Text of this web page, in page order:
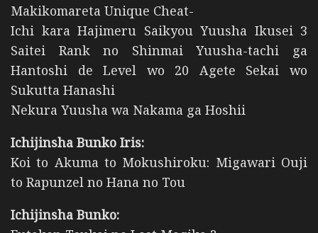
Makikomareta Unique Cheat-
Ichi kara Hajimeru Saikyou Yuusha Ikusei 3
Saitei Rank no Shinmai Yuusha-tachi ga
Hantoshi de Level wo 20 Agete Sekai wo
Sukutta Hanashi
Nekura Yuusha wa Nakama ga Hoshii
Ichijinsha Bunko Iris:
Koi to Akuma to Mokushiroku: Migawari Ouji
to Rapunzel no Hana no Tou
Ichijinsha Bunko: